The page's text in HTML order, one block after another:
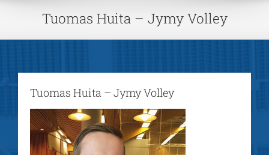
Tuomas Huita – Jymy Volley
Tuomas Huita – Jymy Volley